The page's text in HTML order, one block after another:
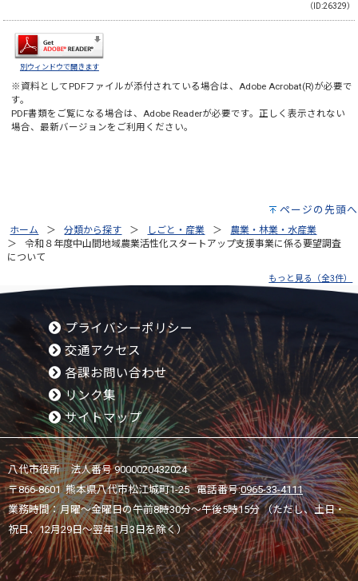
（ID:26329）
別ウィンドウで開きます
※資料としてPDFファイルが添付されている場合は、 Adobe Acrobat(R)が必要で
す。
PDF書類をご覧になる場合は、 Adobe Readerが必要です。正しく表示されない
場合、最新バージョンをご利用ください。
ページの先頭へ
ホーム 分類から探す しごと・産業
農業・林業・水産業
令和８年度中山間地域農業活性化スタートアップ支援事業に係る要望調査
について
もっと見る（全3件）
プライバシーポリシー
交通アクセス
各課お問い合わせ
リンク集
サイトマップ
八代市役所 法人番号 9000020432024
〒866-8601 熊本県八代市松江城町1-25 電話番号:0965-33-4111
業務時間：月曜～金曜日の午前8時30分～午後5時15分 （ただし、土日・
祝日、12月29日～翌年1月3日を除く）